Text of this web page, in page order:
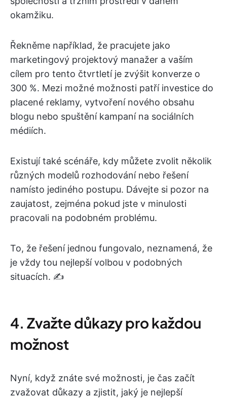
okamžiku.
Řekněme například, že pracujete jako
marketingový projektový manažer a vaším
cílem pro tento čtvrtletí je zvýšit konverze o
300 %. Mezi možné možnosti patří investice do
placené reklamy, vytvoření nového obsahu
blogu nebo spuštění kampaní na sociálních
médiích.
Existují také scénáře, kdy můžete zvolit několik
různých modelů rozhodování nebo řešení
namísto jediného postupu. Dávejte si pozor na
zaujatost, zejména pokud jste v minulosti
pracovali na podobném problému.
To, že řešení jednou fungovalo, neznamená, že
je vždy tou nejlepší volbou v podobných
situacích. ✍️
4. Zvažte důkazy pro každou
možnost
Nyní, když znáte své možnosti, je čas začít
zvažovat důkazy a zjistit, jaký je nejlepší